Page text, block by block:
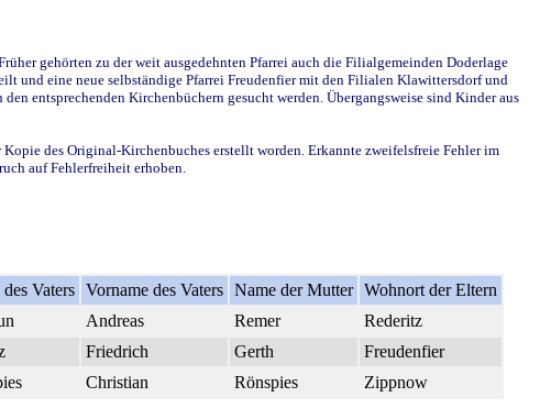
gehörten zu der weit ausgedehnten Pfarrei auch die Filialgemeinden Doderlage
und eine neue selbständige Pfarrei Freudenfier mit den Filialen Klawittersdorf und
entsprechenden Kirchenbüchern gesucht werden. Übergangsweise sind Kinder aus
des Original-Kirchenbuches erstellt worden. Erkannte zweifelsfreie Fehler im
auf Fehlerfreiheit erhoben.
Vaters Vorname des Vaters Name der Mutter Wohnort der Eltern
Andreas Remer
Rederitz
Friedrich Gerth
Freudenfier
Christian Rönspies Zippnow